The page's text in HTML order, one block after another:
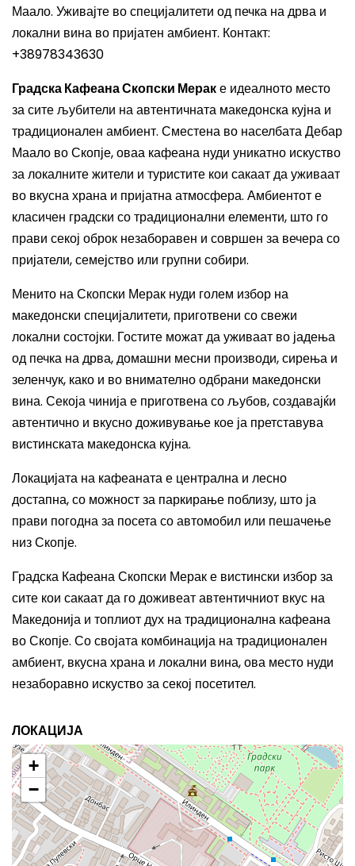
Маало. Уживајте во специјалитети од печка на дрва и
локални вина во пријатен амбиент. Контакт:
+38978343630
Градска Кафеана Скопски Мераке идеалното место
за сите љубители на автентичната македонска кујна и
традиционален амбиент. Сместена во населбата Дебар
Маало во Скопје, оваа кафеана нуди уникатно искуство
за локалните жители и туристите кои сакаат да уживаат
во вкусна храна и пријатна атмосфера. Амбиентот е
класичен градски со традиционални елементи, што го
прави секој оброк незаборавен и совршен за вечера со
пријатели, семејство или групни собири.
Менито на Скопски Мерак нуди голем избор на
македонски специјалитети, приготвени со свежи
локални состојки. Гостите можат да уживаат во јадења
од печка на дрва, домашни месни производи, сирења и
зеленчук, како и во внимателно одбрани македонски
вина. Секоја чинија е приготвена со љубов, создавајќи
автентично и вкусно доживување кое ја претставува
вистинската македонска кујна.
Локацијата на кафеаната е централна и лесно
достапна, со можност за паркирање поблизу, што ја
прави погодна за посета со автомобил или пешачење
низ Скопје.
Градска Кафеана Скопски Мерак е вистински избор за
сите кои сакаат да го доживеат автентичниот вкус на
Македонија и топлиот дух на традиционална кафеана
во Скопје. Со својата комбинација на традиционален
амбиент, вкусна храна и локални вина, ова место нуди
незаборавно искуство за секој посетител.
ЛОКАЦИЈА
+
−